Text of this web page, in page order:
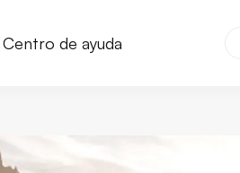
Centro de ayuda